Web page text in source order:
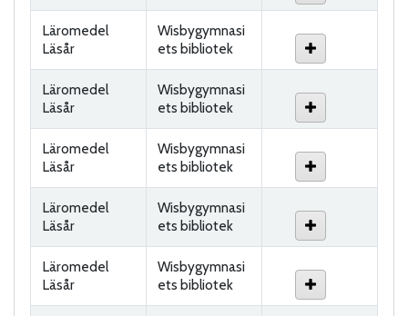
Läromedel
Läsår
Wisbygymnasi
ets bibliotek
Läromedel
Läsår
Wisbygymnasi
ets bibliotek
Läromedel
Läsår
Wisbygymnasi
ets bibliotek
Läromedel
Läsår
Wisbygymnasi
ets bibliotek
Läromedel
Läsår
Wisbygymnasi
ets bibliotek